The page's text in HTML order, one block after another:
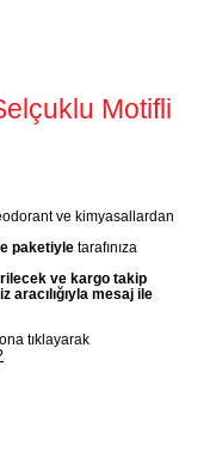
Motifli
ve kimyasallardan
paketiyle tarafınıza
ve kargo takip
aracılığıyla mesaj ile
tıklayarak